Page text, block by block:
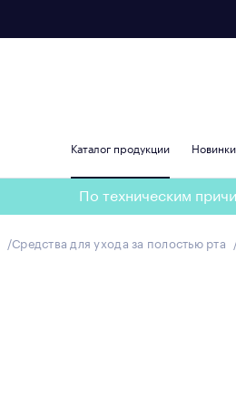
Каталог продукции Новинки
По техническим
Средства для ухода за полостью рта